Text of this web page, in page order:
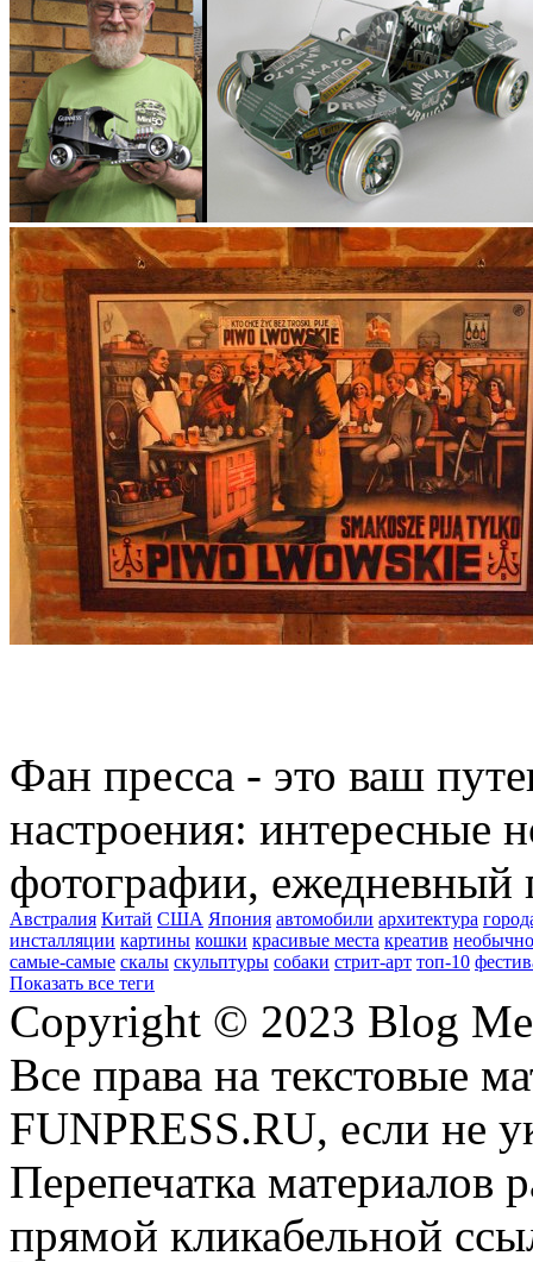
Фан пресса - это ваш
настроения: интересные
фотографии, ежедневный
Австралия Китай США Япония автомобили архитектура
инсталляции картины кошки красивые места креатив
самые-самые скалы скульптуры собаки стрит-арт топ-10
Показать все теги
Copyright © 2023 Blog
Все права на текстовые
FUNPRESS.RU, если не
Перепечатка материалов
прямой кликабельной